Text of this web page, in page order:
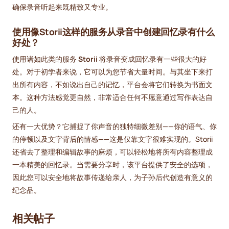
确保录音听起来既精致又专业。
使用像Storii这样的服务从录音中创建回忆录有什么
好处？
使用诸如此类的服务 Storii 将录音变成回忆录有一些很大的好
处。对于初学者来说，它可以为您节省大量时间。与其坐下来打
出所有内容，不如说出自己的记忆，平台会将它们转换为书面文
本。这种方法感觉更自然，非常适合任何不愿意通过写作表达自
己的人。
还有一大优势？它捕捉了你声音的独特细微差别——你的语气、你
的停顿以及文字背后的情感——这是仅靠文字很难实现的。Storii
还省去了整理和编辑故事的麻烦，可以轻松地将所有内容整理成
一本精美的回忆录。当需要分享时，该平台提供了安全的选项，
因此您可以安全地将故事传递给亲人，为子孙后代创造有意义的
纪念品。
相关帖子